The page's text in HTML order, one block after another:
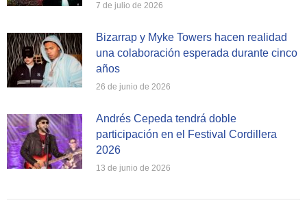
7 de julio de 2026
Bizarrap y Myke Towers hacen realidad
una colaboración esperada durante cinco
años
26 de junio de 2026
Andrés Cepeda tendrá doble
participación en el Festival Cordillera
2026
13 de junio de 2026